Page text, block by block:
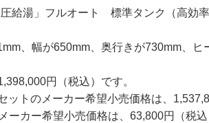
給湯」フルオート 標準タンク（高効
、幅が650mm、奥行きが730mm、
円（税込）です。
トのメーカー希望小売価格は、
カー希望小売価格は、63,800円（税込